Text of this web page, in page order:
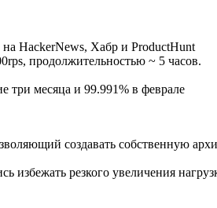
на HackerNews, Хабр и ProductHunt
продолжительностью ~ 5 часов.
три месяца и 99.991% в феврале
создавать собственную
избежать резкого увеличения